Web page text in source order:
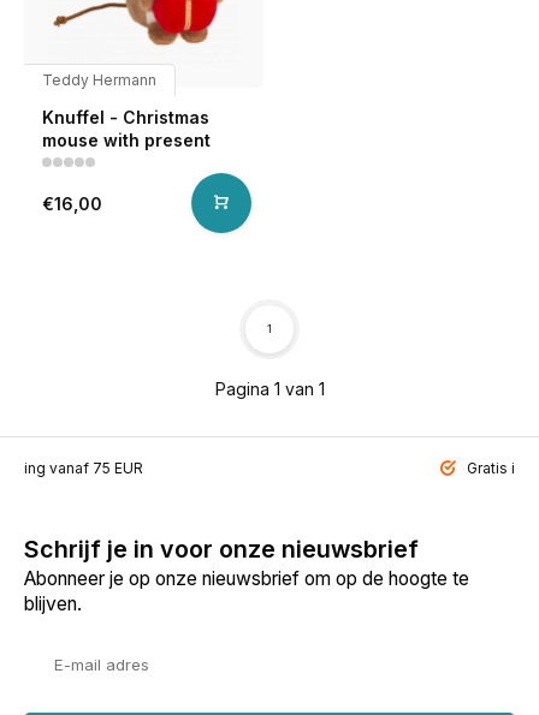
Teddy Hermann
Knuffel - Christmas
mouse with present
€16,00
Pagina 1 van 1
1
vanaf 75 EUR Gratis
Schrijf je in voor onze nieuwsbrief
Abonneer je op onze nieuwsbrief om op de hoogte te
blijven.